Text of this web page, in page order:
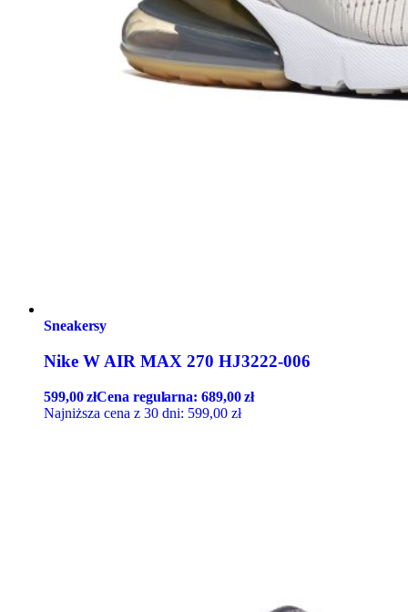
Sneakersy
Nike W AIR MAX 270 HJ3222-006
599,00złCena regularna:689,00zł
Najniższa cena z 30 dni: 599,00 zł